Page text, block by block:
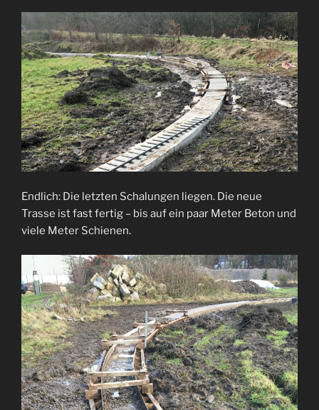
Endlich: Die letzten Schalungen liegen. Die neue
Trasse ist fast fertig – bis auf ein paar Meter Beton und
viele Meter Schienen.